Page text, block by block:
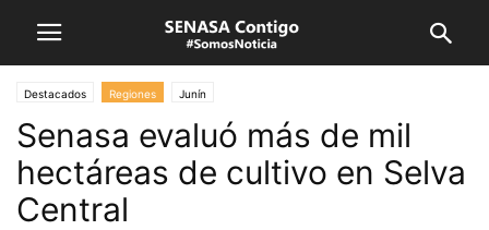
Destacados Regiones Junín
Senasa evaluó más de mil
hectáreas de cultivo en Selva
Central